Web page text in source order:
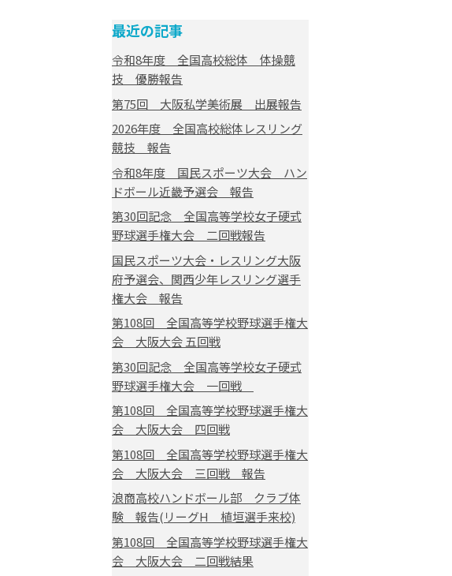
最近の記事
令和8年度 全国高校総体 体操競
技 優勝報告
第75回 大阪私学美術展 出展報告
2026年度 全国高校総体レスリング
競技 報告
令和8年度 国民スポーツ大会 ハン
ドボール近畿予選会 報告
第30回記念 全国高等学校女子硬式
野球選手権大会 二回戦報告
国民スポーツ大会・レスリング大阪
府予選会、関西少年レスリング選手
権大会 報告
第108回 全国高等学校野球選手権大
会 大阪大会 五回戦
第30回記念 全国高等学校女子硬式
野球選手権大会 一回戦
第108回 全国高等学校野球選手権大
会 大阪大会 四回戦
第108回 全国高等学校野球選手権大
会 大阪大会 三回戦 報告
浪商高校ハンドボール部 クラブ体
験 報告(リーグH 植垣選手来校)
第108回 全国高等学校野球選手権大
会 大阪大会 二回戦結果